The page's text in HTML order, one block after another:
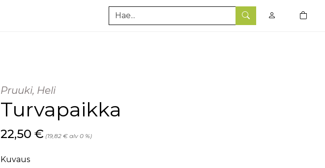
Hae
0
Pruuki, Heli
Turvapaikka
Hinta nyt
22,50 € (19,82 € alv 0 %)
Kuvaus